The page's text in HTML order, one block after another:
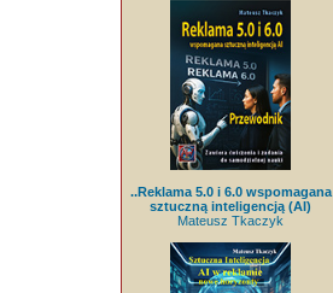
..Reklama 5.0 i 6.0 wspomagana
sztuczną inteligencją (AI)
Mateusz Tkaczyk